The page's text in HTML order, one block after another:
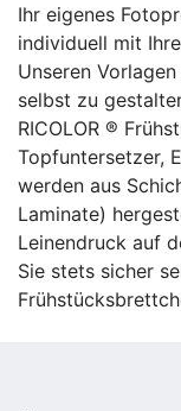
Ihr eigenes
individuell mit
Unseren
selbst zu
RICOLOR ®
Topfuntersetzer,
werden aus
Laminate)
Leinendruck auf
Sie stets sicher